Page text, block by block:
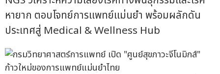
หายาก ตอบโจทย์การแพทย์แม่นยำ พร้อมผลักดัน
ประเทศสู่ Medical & Wellness Hub